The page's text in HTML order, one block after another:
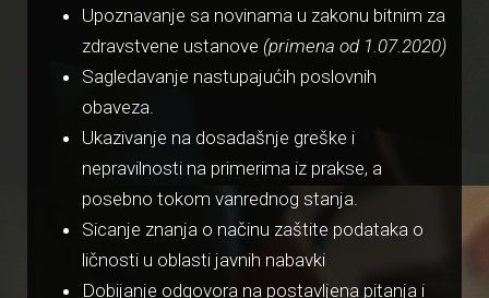
Upoznavanje sa novinama u zakonu bitnim za
zdravstvene ustanove (primena od 1.07.2020)
Sagledavanje nastupajućih poslovnih
obaveza.
Ukazivanje na dosadašnje greške i
nepravilnosti na primerima iz prakse, a
posebno tokom vanrednog stanja.
Sicanje znanja o načinu zaštite podataka o
ličnosti u oblasti javnih nabavki
Dobijanje odgovora na postavljena pitanja i